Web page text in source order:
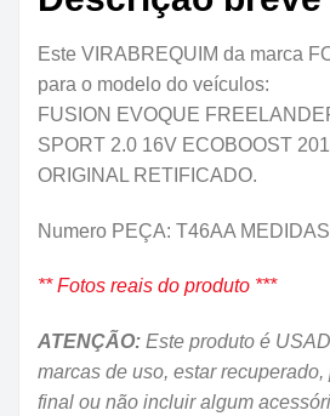
Este VIRABREQUIM da marca
para o modelo do veículos:
FUSION EVOQUE
SPORT 2.0 16V ECOBOOST
ORIGINAL RETIFICADO.
Numero PEÇA: T46AA
** Fotos reais do produto ***
ATENÇÃO: Este produto é
marcas de uso, estar
final ou não incluir algum